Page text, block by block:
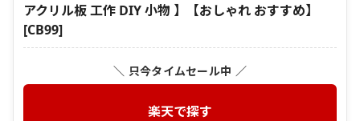
アクリル板 工作 DIY 小物 】【おしゃれ おすすめ】
[CB99]
＼ 只今タイムセール中 ／
楽天で探す